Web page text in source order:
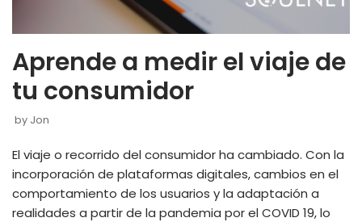
Aprende a medir el viaje de
tu consumidor
by Jon
El viaje o recorrido del consumidor ha cambiado. Con la
incorporación de plataformas digitales, cambios en el
comportamiento de los usuarios y la adaptación a
realidades a partir de la pandemia por el COVID 19, lo